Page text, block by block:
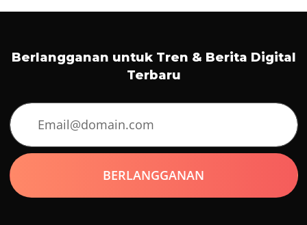
Berlangganan untuk Tren & Berita Digital
Terbaru